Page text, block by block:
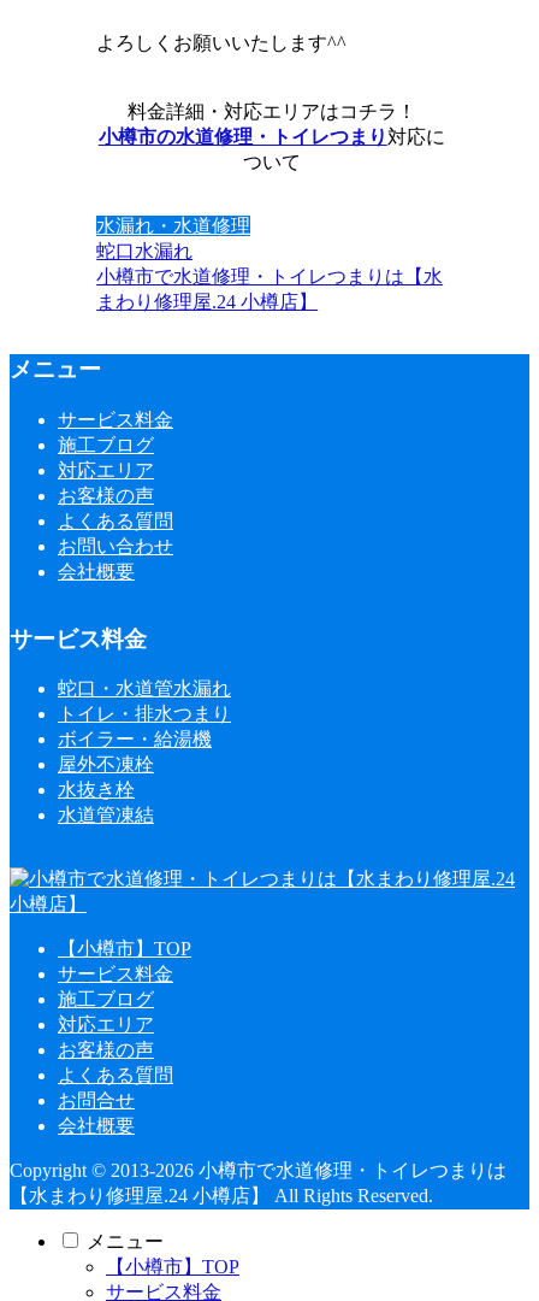
よろしくお願いいたします^^
料金詳細・対応エリアはコチラ！
小樽市の水道修理・トイレつまり対応に
ついて
水漏れ・水道修理
蛇口水漏れ
小樽市で水道修理・トイレつまりは【水
まわり修理屋.24 小樽店】
メニュー
サービス料金
施工ブログ
対応エリア
お客様の声
よくある質問
お問い合わせ
会社概要
サービス料金
蛇口・水道管水漏れ
トイレ・排水つまり
ボイラー・給湯機
屋外不凍栓
水抜き栓
水道管凍結
【小樽市】TOP
サービス料金
施工ブログ
対応エリア
お客様の声
よくある質問
お問合せ
会社概要
Copyright © 2013-2026 小樽市で水道修理・トイレつまりは
【水まわり修理屋.24 小樽店】 All Rights Reserved.
メニュー
【小樽市】TOP
サービス料金